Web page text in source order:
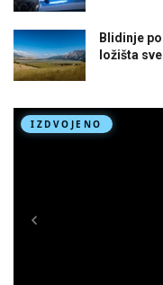
Blidinje
ložišta